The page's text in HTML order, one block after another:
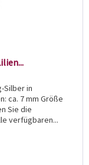
Silber in
ca. 7 mm Größe
Sie die
verfügbaren...